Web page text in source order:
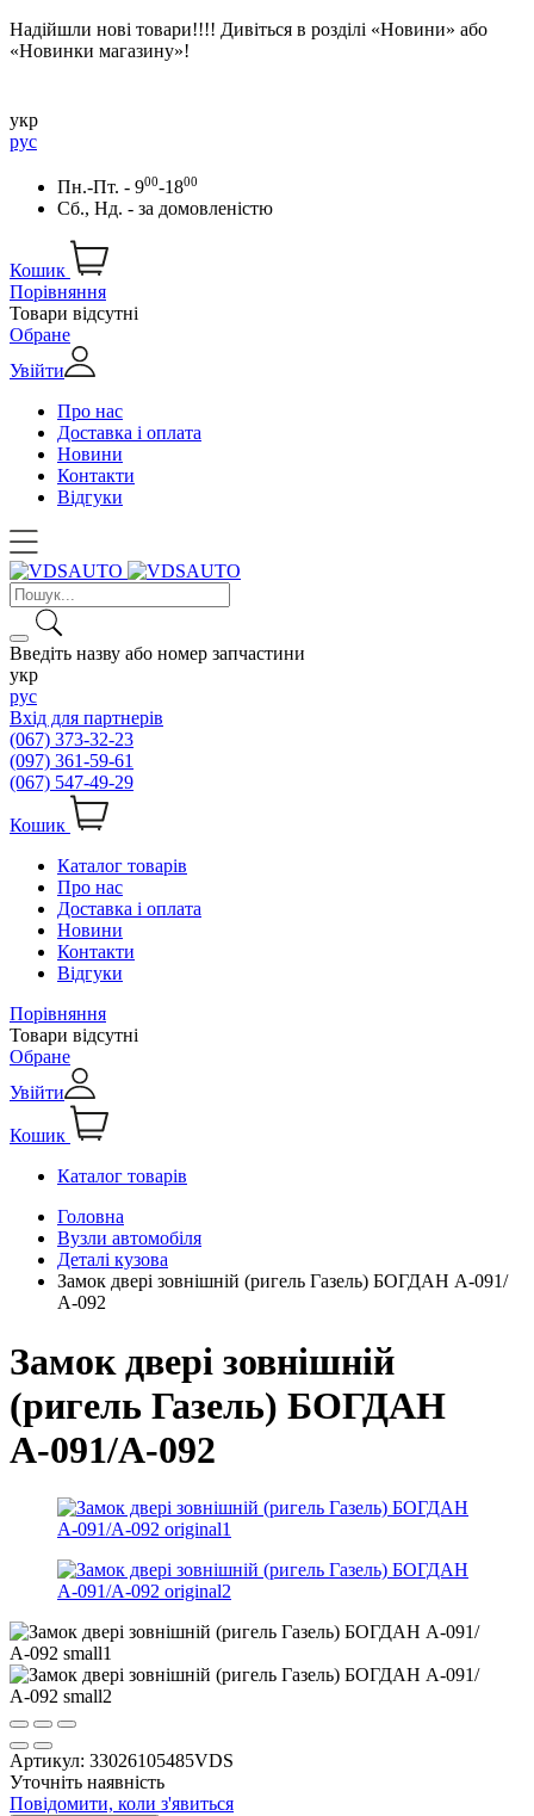
Надійшли нові товари!!!! Дивіться в розділі «Новини» або
«Новинки магазину»!
укр
рус
Пн.-Пт. - 900-1800
Сб., Нд. - за домовленістю
Кошик
Порівняння
Товари відсутні
Обране
Увійти
Про нас
Доставка і оплата
Новини
Контакти
Відгуки
Введіть назву або номер запчастини
укр
рус
Вхід для партнерів
(067) 373-32-23
(097) 361-59-61
(067) 547-49-29
Кошик
Каталог товарів
Про нас
Доставка і оплата
Новини
Контакти
Відгуки
Порівняння
Товари відсутні
Обране
Увійти
Кошик
Каталог товарів
Головна
Вузли автомобіля
Деталі кузова
Замок двері зовнішній (ригель Газель) БОГДАН А-091/
А-092
Замок двері зовнішній
(ригель Газель) БОГДАН
А-091/А-092
Артикул: 33026105485VDS
Уточніть наявність
Повідомити, коли з'явиться